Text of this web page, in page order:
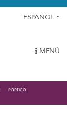
ESPAÑOL
MENÚ
PORTICO